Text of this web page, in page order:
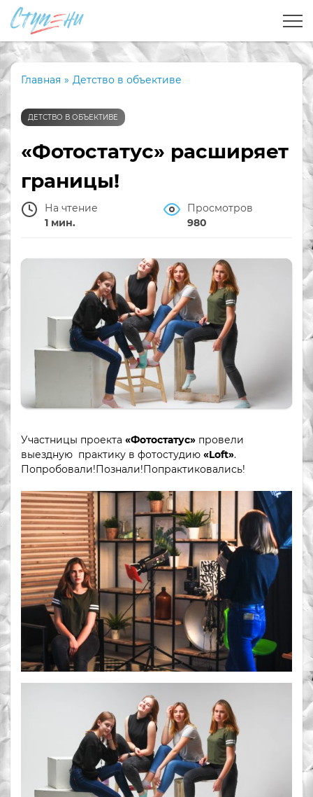
Главная » Детство в объективе
ДЕТСТВО В ОБЪЕКТИВЕ
«Фотостатус» расширяет
границы!
На чтение
1 мин.
Просмотров
980
Участницы проекта «Фотостатус» провели
выездную практику в фотостудию «Loft».
Попробовали!Познали!Попрактиковались!